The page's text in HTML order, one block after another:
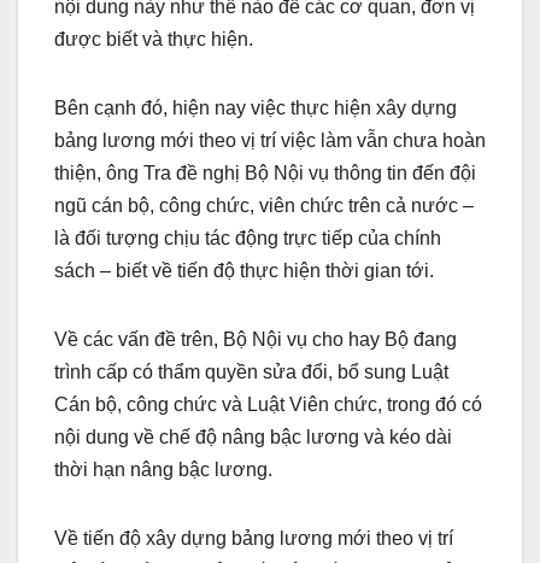
nội dung này như thế nào để các cơ quan, đơn vị
được biết và thực hiện.
Bên cạnh đó, hiện nay việc thực hiện xây dựng
bảng lương mới theo vị trí việc làm vẫn chưa hoàn
thiện, ông Tra đề nghị Bộ Nội vụ thông tin đến đội
ngũ cán bộ, công chức, viên chức trên cả nước –
là đối tượng chịu tác động trực tiếp của chính
sách – biết về tiến độ thực hiện thời gian tới.
Về các vấn đề trên, Bộ Nội vụ cho hay Bộ đang
trình cấp có thẩm quyền sửa đổi, bổ sung Luật
Cán bộ, công chức và Luật Viên chức, trong đó có
nội dung về chế độ nâng bậc lương và kéo dài
thời hạn nâng bậc lương.
Về tiến độ xây dựng bảng lương mới theo vị trí